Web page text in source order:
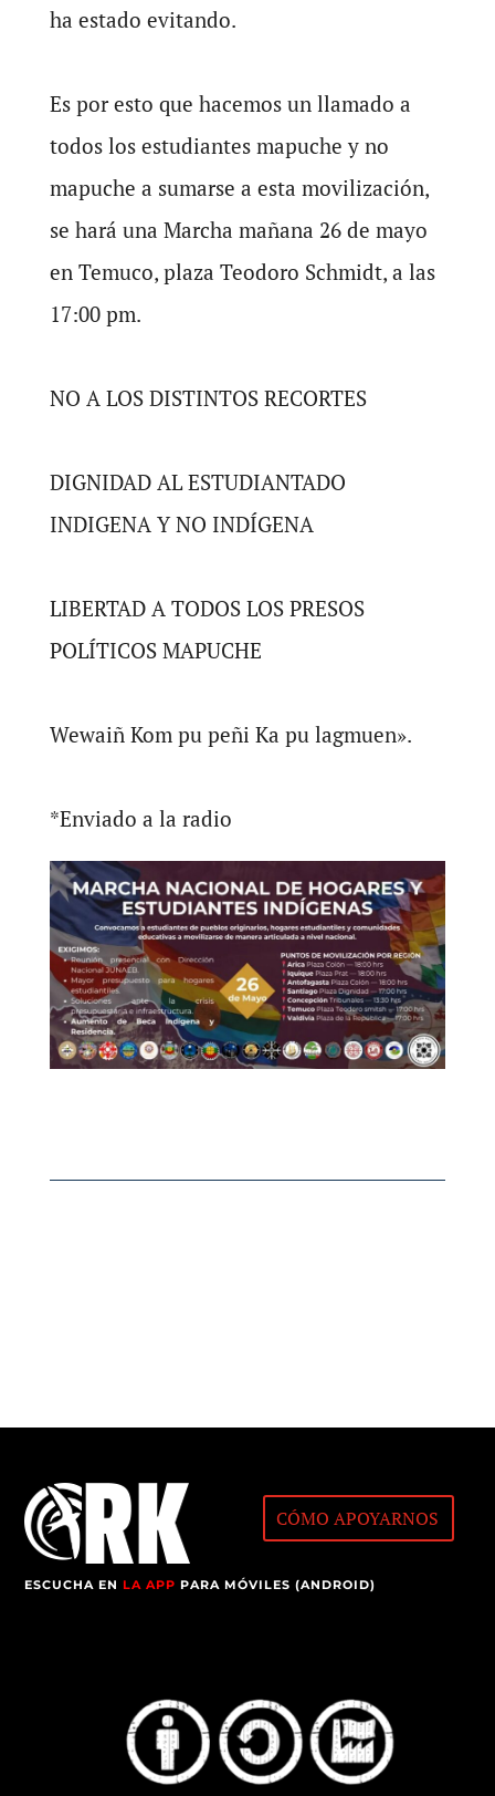
ha estado evitando.
Es por esto que hacemos un llamado a
todos los estudiantes mapuche y no
mapuche a sumarse a esta movilización,
se hará una Marcha mañana 26 de mayo
en Temuco, plaza Teodoro Schmidt, a las
17:00 pm.
NO A LOS DISTINTOS RECORTES
DIGNIDAD AL ESTUDIANTADO
INDIGENA Y NO INDÍGENA
LIBERTAD A TODOS LOS PRESOS
POLÍTICOS MAPUCHE
Wewaiñ Kom pu peñi Ka pu lagmuen».
*Enviado a la radio
CÓMO APOYARNOS
ESCUCHA ENLA APP PARA MÓVILES (ANDROID)